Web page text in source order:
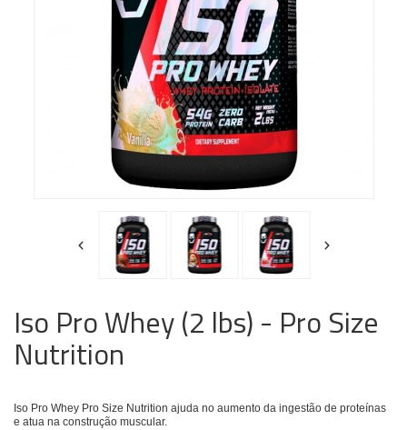
Iso Pro Whey (2 lbs) - Pro Size
Nutrition
Iso Pro Whey Pro Size Nutrition ajuda no aumento da ingestão de proteínas
e atua na construção muscular.